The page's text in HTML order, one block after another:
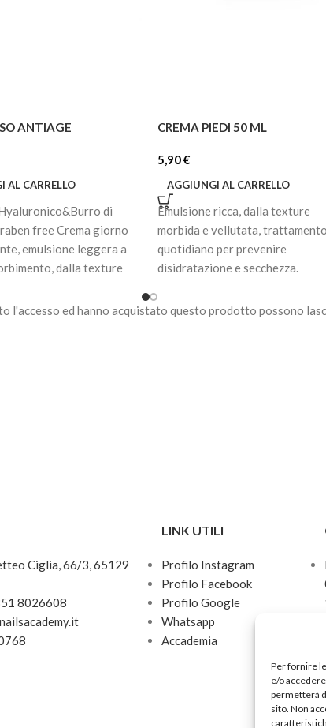
Per fornire
e/o
permetterà
sito. Non
ANTIAGE
AL CARRELLO
di
free Crema giorno
emulsione leggera a
dalla texture
dall’elevato potere
CREMA PIEDI 50 ML
5,90€
AGGIUNGI AL CARRELLO
Emulsione ricca, dalla texture
morbida e vellutata, trattamento
quotidiano per prevenire
disidratazione e secchezza.
l'accesso ed hanno acquistato questo prodotto possono
Ciglia, 66/3, 65129
8026608
LINK UTILI
Profilo Instagram
Profilo Facebook
Profilo Google
Whatsapp
Accademia